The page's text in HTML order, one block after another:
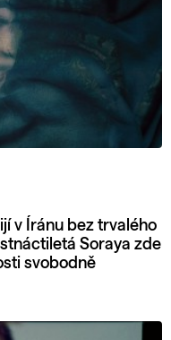
v Íránu bez trvalého
Soraya zde
svobodně